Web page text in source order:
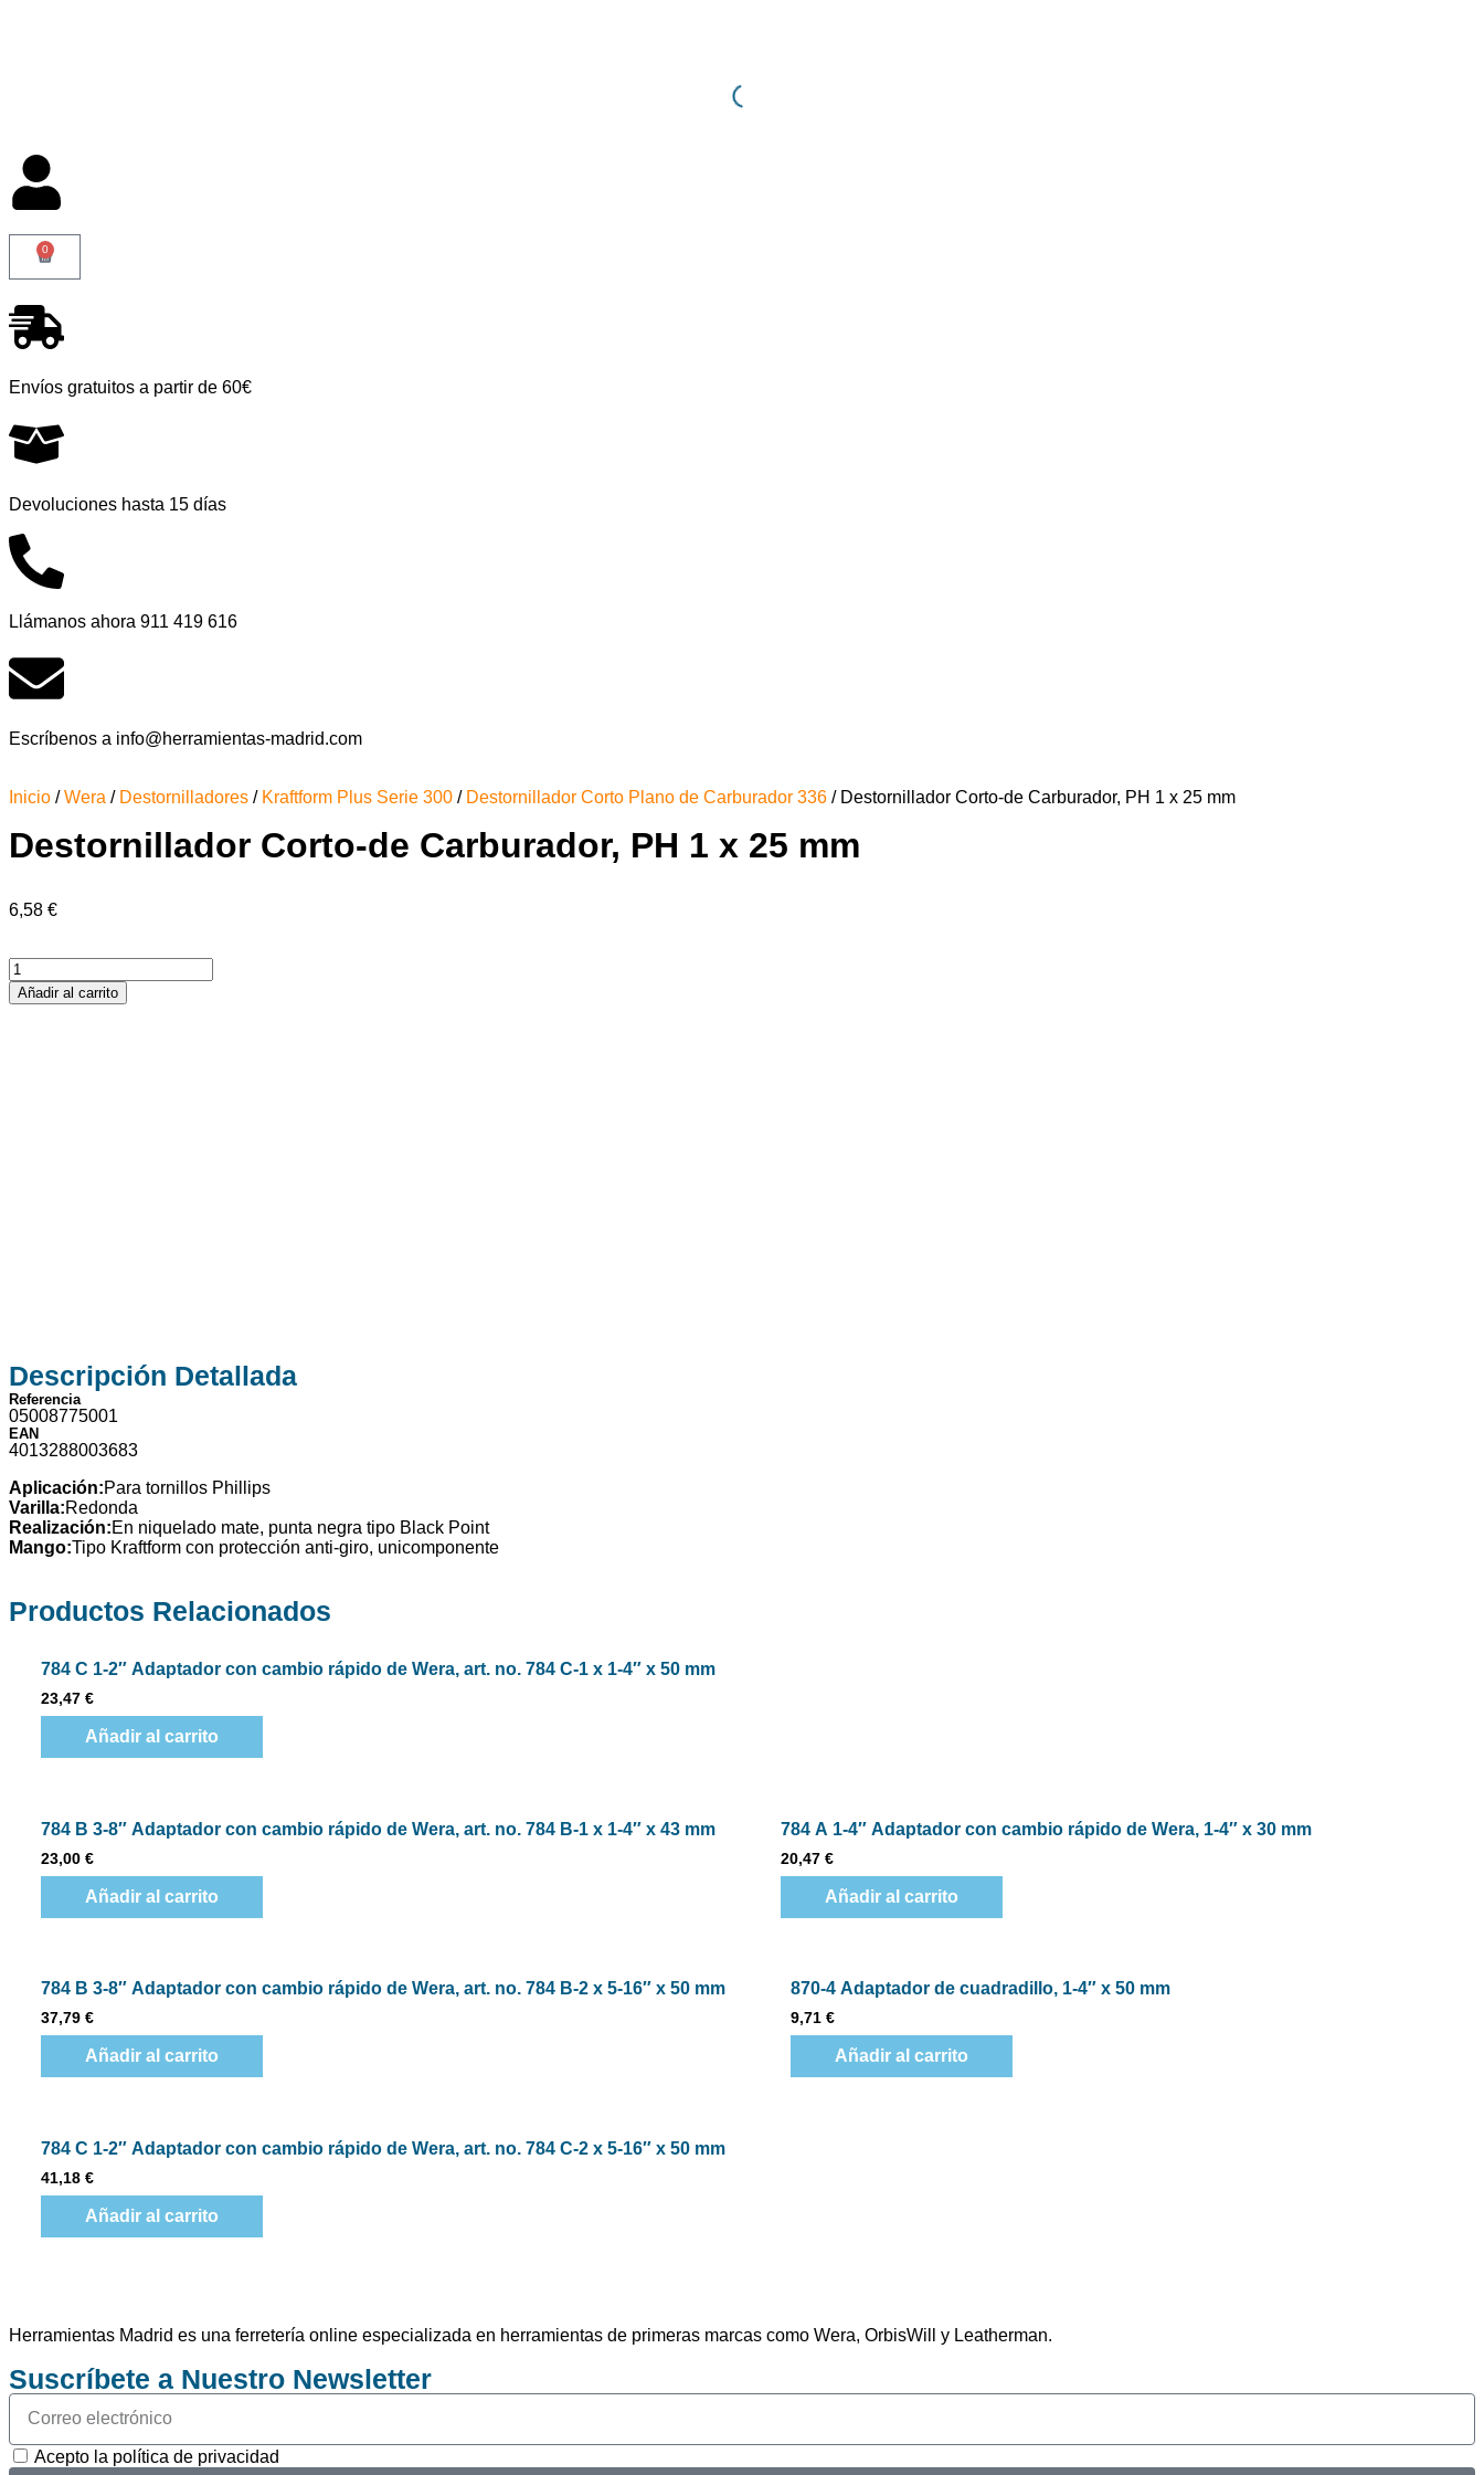
0
Envíos gratuitos a partir de 60€
Devoluciones hasta 15 días
Llámanos ahora 911 419 616
Escríbenos a info@herramientas-madrid.com
Inicio /Wera / Destornilladores / Kraftform Plus Serie 300 / Destornillador Corto Plano de Carburador 336 / Destornillador Corto-de Carburador, PH 1 x 25 mm
Destornillador Corto-de Carburador, PH 1 x 25 mm
6,58 €
Añadir al carrito
Descripción Detallada
Referencia
05008775001
EAN
4013288003683
Aplicación:Para tornillos Phillips
Varilla:Redonda
Realización:En niquelado mate, punta negra tipo Black Point
Mango:Tipo Kraftform con protección anti-giro, unicomponente
Productos Relacionados
784 C 1-2″ Adaptador con cambio rápido de Wera, art. no. 784 C-1 x 1-4″ x 50 mm
23,47€
Añadir al carrito
784 B 3-8″ Adaptador con cambio rápido de Wera, art. no. 784 B-1 x 1-4″ x 43 mm
23,00€
Añadir al carrito
784 A 1-4″ Adaptador con cambio rápido de Wera, 1-4″ x 30 mm
20,47 €
Añadir al carrito
784 B 3-8″ Adaptador con cambio rápido de Wera, art. no. 784 B-2 x 5-16″ x 50 mm
37,79€
Añadir al carrito
870-4 Adaptador de cuadradillo, 1-4″ x 50 mm
9,71 €
Añadir al carrito
784 C 1-2″ Adaptador con cambio rápido de Wera, art. no. 784 C-2 x 5-16″ x 50 mm
41,18€
Añadir al carrito
Herramientas Madrid es una ferretería online especializada en herramientas de primeras marcas como Wera, OrbisWill y Leatherman.
Suscríbete a Nuestro Newsletter
Acepto la política de privacidad